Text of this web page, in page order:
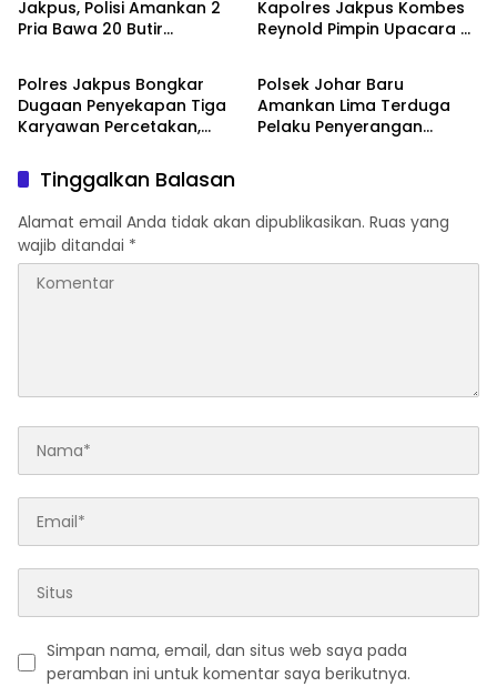
Jakpus, Polisi Amankan 2
Pria Bawa 20 Butir
Kapolres Jakpus Kombes
Reynold Pimpin Upacara di
Polres Jakarta Pusat
Polres Jakpus Bongkar
Dugaan Penyekapan Tiga
Karyawan Percetakan,
Tersangka
Polres Jakarta Pusat
Polsek Johar Baru
Amankan Lima Terduga
Pelaku Penyerangan
Tinggalkan Balasan
Alamat email Anda tidak akan dipublikasikan. Ruas yang
wajib ditandai *
Simpan nama, email, dan situs web saya pada
peramban ini untuk komentar saya berikutnya.